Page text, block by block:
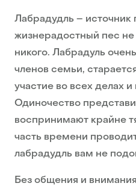
Лабрадудль – источник
жизнерадостный пес
никого. Лабрадуль
членов семьи,
участие во всех делах
Одиночество
воспринимают крайне
часть времени
лабрадудль вам не
Без общения и